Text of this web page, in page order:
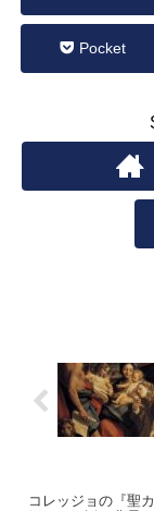
Pocket
コレッジョの『聖